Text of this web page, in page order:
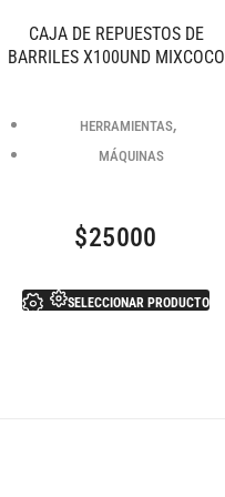
CAJA DE REPUESTOS DE
BARRILES X100UND MIXCOCO
HERRAMIENTAS,
MÁQUINAS
$25000
SELECCIONAR PRODUCTO